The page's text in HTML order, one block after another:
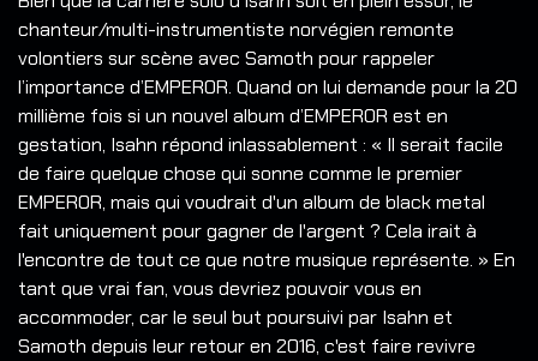
chanteur/multi-instrumentiste norvégien remonte
volontiers sur scène avec Samoth pour rappeler
l’importance d’EMPEROR. Quand on lui demande pour la 20
millième fois si un nouvel album d’EMPEROR est en
gestation, Isahn répond inlassablement : « Il serait facile
de faire quelque chose qui sonne comme le premier
EMPEROR, mais qui voudrait d'un album de black metal
fait uniquement pour gagner de l'argent ? Cela irait à
l'encontre de tout ce que notre musique représente. » En
tant que vrai fan, vous devriez pouvoir vous en
accommoder, car le seul but poursuivi par Isahn et
Samoth depuis leur retour en 2016, c'est faire revivre